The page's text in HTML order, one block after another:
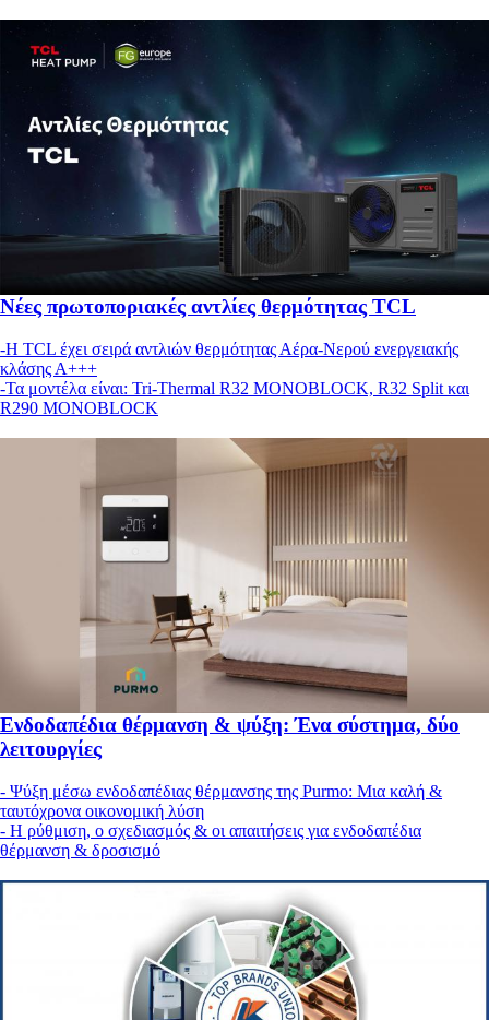
Νέες πρωτοποριακές αντλίες θερμότητας TCL
-Η TCL έχει σειρά αντλιών θερμότητας Αέρα-Νερού ενεργειακής
κλάσης Α+++
-Τα μοντέλα είναι: Tri-Thermal R32 MONOBLOCK, R32 Split και
R290 MONOBLOCK
Ενδοδαπέδια θέρμανση & ψύξη: Ένα σύστημα, δύο
λειτουργίες
- Ψύξη μέσω ενδοδαπέδιας θέρμανσης της Purmo: Μια καλή &
ταυτόχρονα οικονομική λύση
- Η ρύθμιση, ο σχεδιασμός & οι απαιτήσεις για ενδοδαπέδια
θέρμανση & δροσισμό